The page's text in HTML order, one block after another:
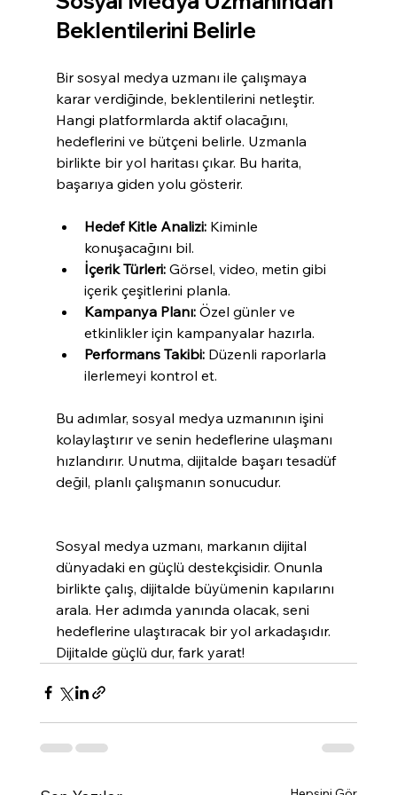
Beklentilerini Belirle
Bir sosyal medya uzmanı ile çalışmaya
karar verdiğinde, beklentilerini netleştir.
Hangi platformlarda aktif olacağını,
hedeflerini ve bütçeni belirle. Uzmanla
birlikte bir yol haritası çıkar. Bu harita,
başarıya giden yolu gösterir.
Hedef Kitle Analizi: Kiminle
konuşacağını bil.
İçerik Türleri: Görsel, video, metin gibi
içerik çeşitlerini planla.
Kampanya Planı: Özel günler ve
etkinlikler için kampanyalar hazırla.
Performans Takibi: Düzenli raporlarla
ilerlemeyi kontrol et.
Bu adımlar, sosyal medya uzmanının işini
kolaylaştırır ve senin hedeflerine ulaşmanı
hızlandırır. Unutma, dijitalde başarı tesadüf
değil, planlı çalışmanın sonucudur.
Sosyal medya uzmanı, markanın dijital
dünyadaki en güçlü destekçisidir. Onunla
birlikte çalış, dijitalde büyümenin kapılarını
arala. Her adımda yanında olacak, seni
hedeflerine ulaştıracak bir yol arkadaşıdır.
Dijitalde güçlü dur, fark yarat!